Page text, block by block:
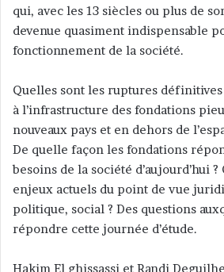
qui, avec les 13 siècles ou plus de
devenue quasiment indispensable
fonctionnement de la société.
Quelles sont les ruptures définitives
à l’infrastructure des fondations
nouveaux pays et en dehors de
De quelle façon les fondations
besoins de la société d’aujourd’hui
enjeux actuels du point de vue
politique, social ? Des questions
répondre cette journée d’étude.
Hakim El ghissassi et Randi